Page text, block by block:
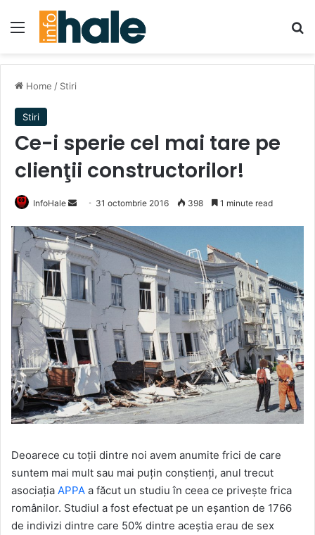
Menu
Home / Stiri
Stiri
Ce-i sperie cel mai tare pe
clienţii constructorilor!
InfoHale
Send
email
31 octombrie 2016 398 1 minute read
Deoarece cu toţii dintre noi avem anumite frici de care
suntem mai mult sau mai puţin conştienţi, anul trecut
asociaţia APPA a făcut un studiu în ceea ce priveşte frica
românilor. Studiul a fost efectuat pe un eşantion de 1766
de indivizi dintre care 50% dintre aceştia erau de sex